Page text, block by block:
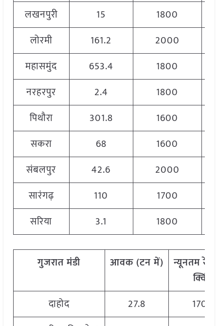
लखनपुरी
15
1800
लोरमी
161.2
2000
महासमुंद
653.4
1800
नरहरपुर
2.4
1800
पिथौरा
301.8
1600
सकरा
68
1600
संबलपुर
42.6
2000
सारंगढ़
110
1700
सरिया
3.1 1800
गुजरातमंडी आवक(टनमें) न्यूनतमरेट
क्विं.)
दाहोद
27.8
1700